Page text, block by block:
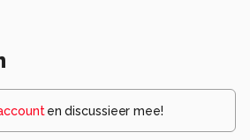
en discussieer mee!